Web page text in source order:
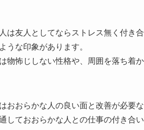
は友人としてならストレス無く付き
うな印象があります。
物怖じしない性格や、周囲を落ち着
おおらかな人の良い面と改善が必要
しておおらかな人との仕事の付き合